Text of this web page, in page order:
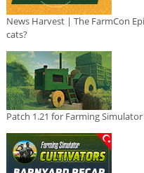
News Harvest | The FarmCon
cats?
Patch 1.21 for Farming